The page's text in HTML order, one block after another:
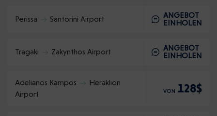
Perissa Santorini Airport
ANGEBOT
EINHOLEN
Tragaki Zakynthos Airport
ANGEBOT
EINHOLEN
Adelianos Kampos
Heraklion
Airport
VON 128$